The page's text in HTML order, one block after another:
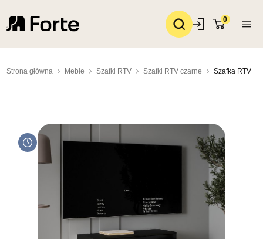
0
Strona główna Meble Szafki RTV Szafki RTV czarne Szafka RTV